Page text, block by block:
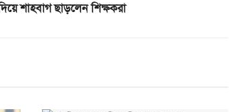
শাহবাগ ছাড়লেন শিক্ষকরা